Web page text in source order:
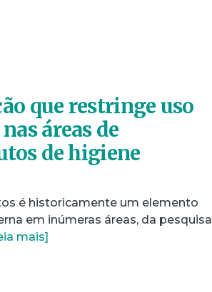
que restringe uso
áreas de
de higiene
é historicamente um elemento
em inúmeras áreas, da pesquisa
mais]